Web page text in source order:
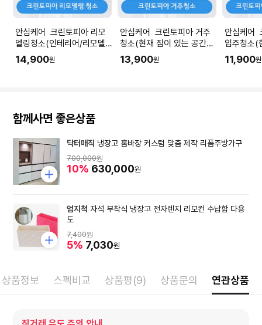
안심케어 크린토피아 리모
델링청소(인테리어/리모델
링 공사 직후) I 공간 평수에
맞춰 수량을 입력해주세요.
14,900원
안심케어 크린토피아 거주
청소(현재 짐이 있는 공간청
소) I 공간 평수에 맞춰 수량
을 입력해주세요.
13,900원
안심케어
입주청소(
청소) I 공
량을 입력
11,900원
함께사면 좋은상품
닥터매직 냉장고 홈바장 커스텀 맞춤 제작 리폼주방가구
700,000원
10% 630,000원
엄지척 자석 부착식 냉장고 전자렌지 리모컨 수납함 다용
도
7,400원
5% 7,030원
상품정보 스펙비교 상품평(9) 상품문의 연관상품